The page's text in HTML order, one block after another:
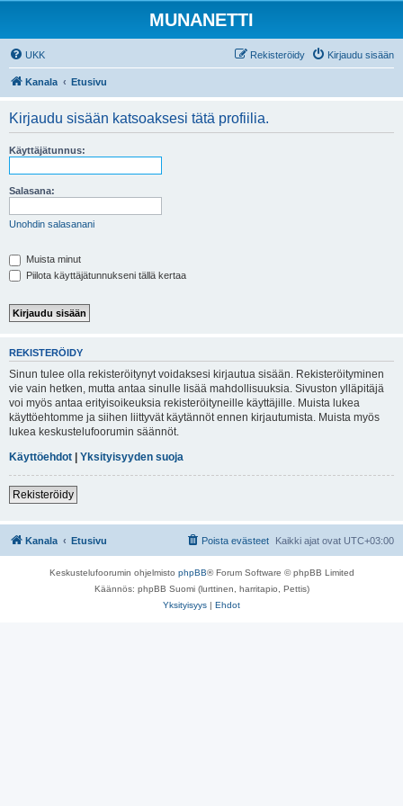
MUNANETTI
UKK Kirjaudu sisään
Rekisteröidy
Kanala Etusivu
Kirjaudu sisään katsoaksesi tätä profiilia.
Käyttäjätunnus:
Salasana:
Unohdin salasanani
Muista minut
Piilota käyttäjätunnukseni tällä kertaa
REKISTERÖIDY
Sinun tulee olla rekisteröitynyt voidaksesi kirjautua sisään. Rekisteröityminen
vie vain hetken, mutta antaa sinulle lisää mahdollisuuksia. Sivuston ylläpitäjä
voi myös antaa erityisoikeuksia rekisteröityneille käyttäjille. Muista lukea
käyttöehtomme ja siihen liittyvät käytännöt ennen kirjautumista. Muista myös
lukea keskustelufoorumin säännöt.
Käyttöehdot | Yksityisyyden suoja
Rekisteröidy
Kanala Etusivu Kaikki ajat ovat UTC+03:00
Poista evästeet
Keskustelufoorumin ohjelmisto phpBB® Forum Software © phpBB Limited
Käännös: phpBB Suomi (lurttinen, harritapio, Pettis)
Yksityisyys | Ehdot